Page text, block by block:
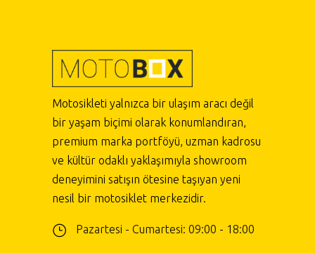
Motosikleti yalnızca bir ulaşım aracı değil
bir yaşam biçimi olarak konumlandıran,
premium marka portföyü, uzman kadrosu
ve kültür odaklı yaklaşımıyla showroom
deneyimini satışın ötesine taşıyan yeni
nesil bir motosiklet merkezidir.
Pazartesi - Cumartesi: 09:00 - 18:00